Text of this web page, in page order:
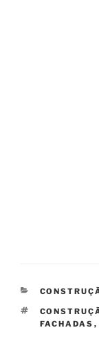
ETIQUETAS
FACHADAS ,